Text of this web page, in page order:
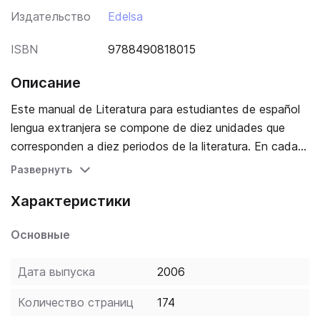
Издательство Edelsa
ISBN 9788490818015
Описание
Este manual de Literatura para estudiantes de español
lengua extranjera se compone de diez unidades que
corresponden a diez periodos de la literatura. En cada
unidad se recogen los textos literarios y los autores
Edad Media Renacimiento Barroco Ilustración
Generación del 98 Vanguardias y Generación del 27
Esquema visual, organizado por géneros literarios:
autores y obras más destacadas. Presentación del
contexto socio-histórico de cada movimiento literario.
Развернуть
Характеристики
Основные
Дата выпуска 2006
Количество страниц 174